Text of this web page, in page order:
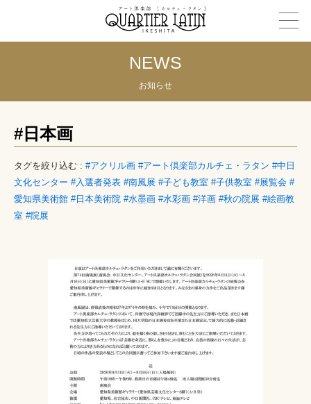
NEWS
お知らせ
#日本画
タグを絞り込む : #アクリル画 #アート倶楽部カルチェ・ラタン #中日
文化センター #入選者発表 #南風展 #子ども教室 #子供教室 #展覧会 #
愛知県美術館 #日本美術院 #水墨画 #水彩画 #洋画 #秋の院展 #絵画教
室 #院展